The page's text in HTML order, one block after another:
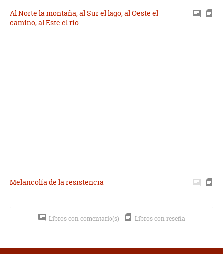
Al Norte la montaña, al Sur el lago, al Oeste el
camino, al Este el río
Melancolía de la resistencia
Libros con comentario(s) Libros con reseña